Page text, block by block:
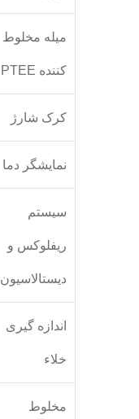
میله مخلوط
کننده PTEE
کرک شارژ
نمایشگر دما
سیستم
ریفلوکس و
دیستالاسیون
اندازه گیری
خلاء
مخلوط